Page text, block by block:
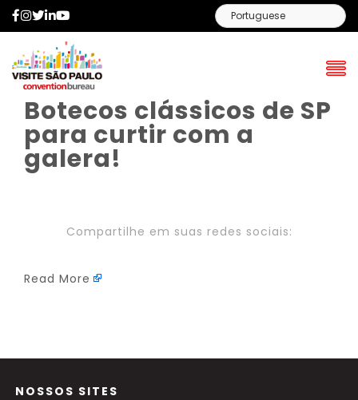
Facebook
Instagram
Twitter
LinkedIn
Botecos clássicos de SP
para curtir com a
galera!
Compartilhe em suas redes sociais:
Read More
NOSSOS SITES